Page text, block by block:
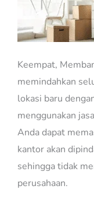
Keempat,
memindahkan
lokasi baru
menggunakan
Anda dapat
kantor akan
sehingga tidak
perusahaan.